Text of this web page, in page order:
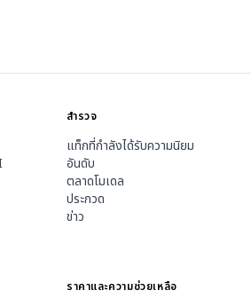
สำรวจ
แท็กที่กำลังได้รับความนิยม
อันดับ
ตลาดโมเดล
ประกวด
ข่าว
ราคาและความช่วยเหลือ